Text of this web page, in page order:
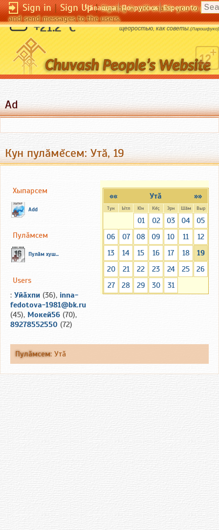
Sign in|Sign Up|Signing in will enable you to post
and send messages to the users.
Чӑвашла По-русски Esperanto
+21.2 °C
Ни что мы не раздаем с такой
щедростью, как советы.(Ларошфуко)
Ad
Кун пулăмĕсем: Утă, 19
»»
«« Утă
Тун Ытл Юн Кĕç Эрн Шăм Выр
01 02 03 04
05
06
07 08 09 10 11
12
13
14 15 16 17 18
19
20
21 22 23 24 25
26
27
28 29 30 31
Хыпарсем
Add
Пулăмсем
Пулăм хуш...
Users
: Уйăхпи (36), inna-
fedotova-1981@bk.ru
(45), Мокей56 (70),
89278552550 (72)
Пулăмсем: Утă